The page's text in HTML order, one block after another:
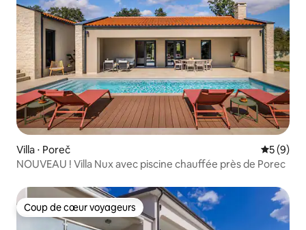
Villa ⋅ Poreč
5 (9)
NOUVEAU ! Villa Nux avec piscine chauffée près de Porec
Coup de cœur voyageurs
Coup de cœur voyageurs